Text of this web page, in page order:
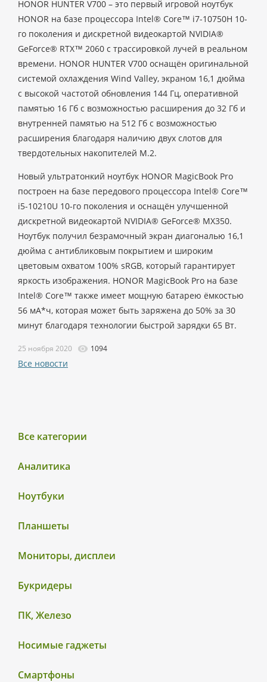
Все категории
Аналитика
Ноутбуки
Планшеты
Мониторы, дисплеи
Букридеры
ПК, Железо
Носимые гаджеты
Смартфоны
HONOR HUNTER V700 – это первый игровой ноутбук
HONOR на базе процессора Intel® Core™ i7-10750H 10-
го поколения и дискретной видеокартой NVIDIA®
GeForce® RTX™ 2060 с трассировкой лучей в реальном
времени. HONOR HUNTER V700 оснащён оригинальной
системой охлаждения Wind Valley, экраном 16,1 дюйма
с высокой частотой обновления 144 Гц, оперативной
памятью 16 Гб с возможностью расширения до 32 Гб и
внутренней памятью на 512 Гб с возможностью
расширения благодаря наличию двух слотов для
твердотельных накопителей М.2.
Новый ультратонкий ноутбук HONOR MagicBook Pro
построен на базе передового процессора Intel® Core™
i5-10210U 10-го поколения и оснащён улучшенной
дискретной видеокартой NVIDIA® GeForce® MX350.
Ноутбук получил безрамочный экран диагональю 16,1
дюйма с антибликовым покрытием и широким
цветовым охватом 100% sRGB, который гарантирует
яркость изображения. HONOR MagicBook Pro на базе
Intel® Core™ также имеет мощную батарею ёмкостью
56 мА*ч, которая может быть заряжена до 50% за 30
минут благодаря технологии быстрой зарядки 65 Вт.
25 ноября 2020 1094
Все новости